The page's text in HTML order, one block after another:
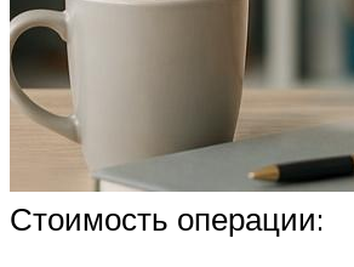
Стоимость операции: